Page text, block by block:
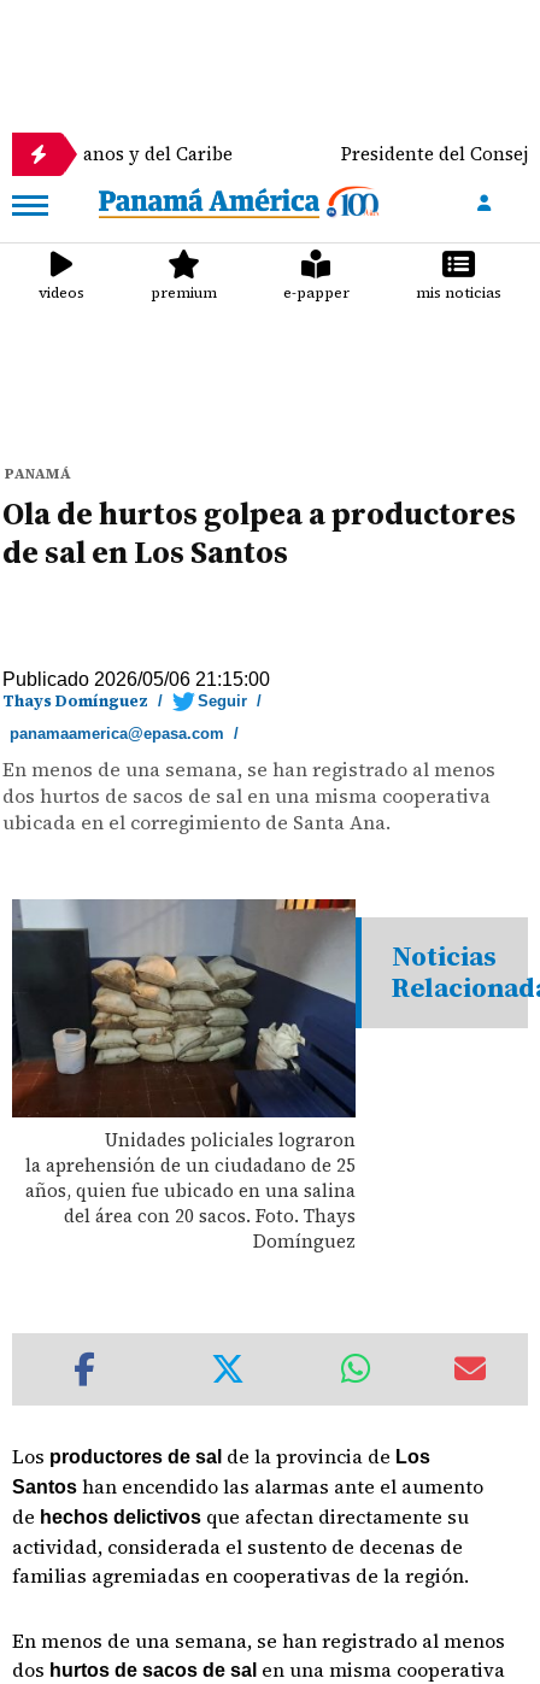
y del Caribe Presidente del Consejo Municipal
videos premium e-papper mis noticias
PANAMÁ
Ola de hurtos golpea a productores
de sal en Los Santos
Publicado 2026/05/06 21:15:00
Thays Domínguez / Seguir /
panamaamerica@epasa.com /
En menos de una semana, se han registrado al menos
dos hurtos de sacos de sal en una misma cooperativa
ubicada en el corregimiento de Santa Ana.
Unidades policiales lograron
la aprehensión de un ciudadano de 25
años, quien fue ubicado en una salina
del área con 20 sacos. Foto. Thays
Domínguez
Noticias
Los productores de sal de la provincia de Los
Santos han encendido las alarmas ante el aumento
de hechos delictivos que afectan directamente su
actividad, considerada el sustento de decenas de
familias agremiadas en cooperativas de la región.
En menos de una semana, se han registrado al menos
dos hurtos de sacos de sal en una misma cooperativa